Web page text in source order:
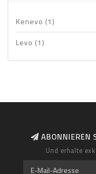
Kenevo (1)
Levo (1)
ABONNIEREN
Und erhalte